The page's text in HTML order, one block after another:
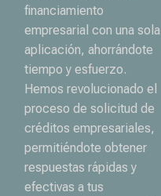
financiamiento
empresarial con una sola
aplicación, ahorrándote
tiempo y esfuerzo.
Hemos revolucionado el
proceso de solicitud de
créditos empresariales,
permitiéndote obtener
respuestas rápidas y
efectivas a tus